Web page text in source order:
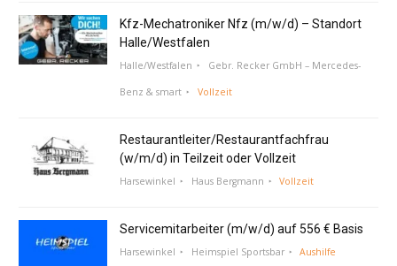
Kfz-Mechatroniker Nfz (m/w/d) – Standort
Halle/Westfalen
Halle/Westfalen Gebr. Recker GmbH – Mercedes-
Benz & smart Vollzeit
Restaurantleiter/Restaurantfachfrau
(w/m/d) in Teilzeit oder Vollzeit
Harsewinkel Haus Bergmann Vollzeit
Servicemitarbeiter (m/w/d) auf 556 € Basis
Harsewinkel Heimspiel Sportsbar Aushilfe